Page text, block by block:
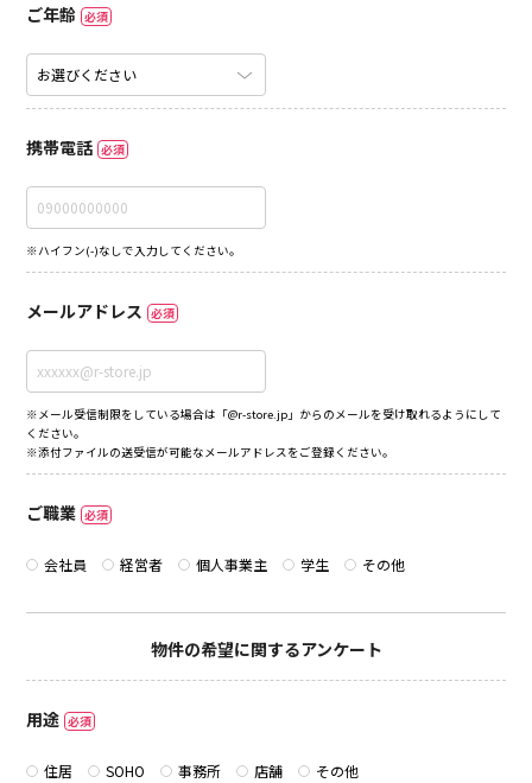
ご年齢 必須
携帯電話 必須
※ハイフン(-)なしで入力してください。
メールアドレス 必須
※メール受信制限をしている場合は「@r-store.jp」からのメールを受け取れるようにして
ください。
※添付ファイルの送受信が可能なメールアドレスをご登録ください。
ご職業 必須
会社員 経営者 個人事業主 学生 その他
物件の希望に関するアンケート
用途 必須
住居 SOHO 事務所 店舗 その他